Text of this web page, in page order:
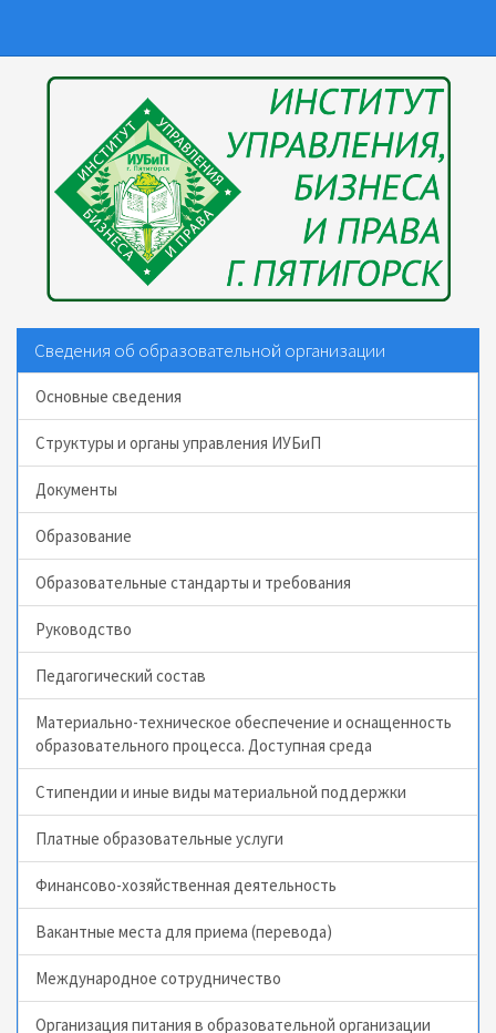
Перейти
содержанию
Сведения об образовательной организации
Основные сведения
Структуры и органы управления ИУБиП
Документы
Образование
Образовательные стандарты и требования
Руководство
Педагогический состав
Материально-техническое обеспечение и оснащенность
образовательного процесса. Доступная среда
Стипендии и иные виды материальной поддержки
Платные образовательные услуги
Финансово-хозяйственная деятельность
Вакантные места для приема (перевода)
Международное сотрудничество
Организация питания в образовательной организации